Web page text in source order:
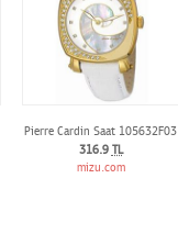
Pierre Cardin Saat 105632F03
316.9 TL
mizu.com